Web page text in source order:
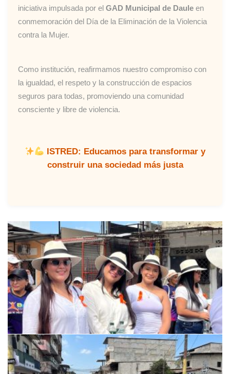
iniciativa impulsada por el GAD Municipal de Daule en
conmemoración del Día de la Eliminación de la Violencia
contra la Mujer.
Como institución, reafirmamos nuestro compromiso con
la igualdad, el respeto y la construcción de espacios
seguros para todas, promoviendo una comunidad
consciente y libre de violencia.
ISTRED: Educamos para transformar y
construir una sociedad más justa